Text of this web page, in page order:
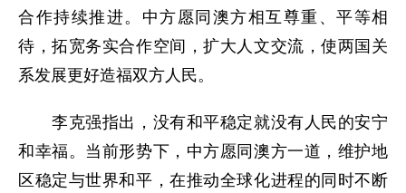
合作持续推进。中方愿同澳方相互尊重、平等相
待，拓宽务实合作空间，扩大人文交流，使两国关
系发展更好造福双方人民。
李克强指出，没有和平稳定就没有人民的安宁
和幸福。当前形势下，中方愿同澳方一道，维护地
区稳定与世界和平，在推动全球化进程的同时不断